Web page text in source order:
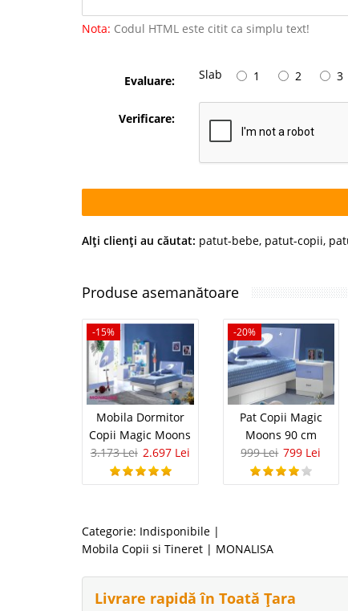
Nota: Codul HTML este citit ca simplu text!
Evaluare: Slab 1 2 3
Verificare:
Alţi clienţi au căutat: patut-bebe, patut-copii,
Produse asemanătoare
-15%
Mobila Dormitor
Copii Magic Moons
3.173 Lei 2.697 Lei
-20%
Pat Copii Magic
Moons 90 cm
999 Lei 799 Lei
Categorie: Indisponibile |
Mobila Copii si Tineret | MONALISA
Livrare rapidă în Toată Țara